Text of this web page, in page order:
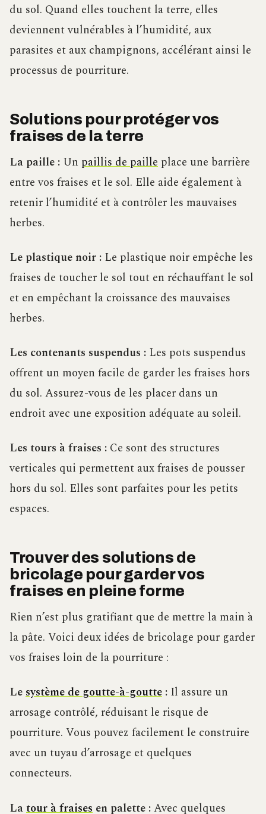
du sol. Quand elles touchent la terre, elles
deviennent vulnérables à l’humidité, aux
parasites et aux champignons, accélérant ainsi le
processus de pourriture.
Solutions pour protéger vos
fraises de la terre
La paille : Un paillis de paille place une barrière
entre vos fraises et le sol. Elle aide également à
retenir l’humidité et à contrôler les mauvaises
herbes.
Le plastique noir : Le plastique noir empêche les
fraises de toucher le sol tout en réchauffant le sol
et en empêchant la croissance des mauvaises
herbes.
Les contenants suspendus : Les pots suspendus
offrent un moyen facile de garder les fraises hors
du sol. Assurez-vous de les placer dans un
endroit avec une exposition adéquate au soleil.
Les tours à fraises : Ce sont des structures
verticales qui permettent aux fraises de pousser
hors du sol. Elles sont parfaites pour les petits
espaces.
Trouver des solutions de
bricolage pour garder vos
fraises en pleine forme
Rien n’est plus gratifiant que de mettre la main à
la pâte. Voici deux idées de bricolage pour garder
vos fraises loin de la pourriture :
Lesystème de goutte-à-goutte : Il assure un
arrosage contrôlé, réduisant le risque de
pourriture. Vous pouvez facilement le construire
avec un tuyau d’arrosage et quelques
connecteurs.
Latour à fraises en palette :Avec quelques